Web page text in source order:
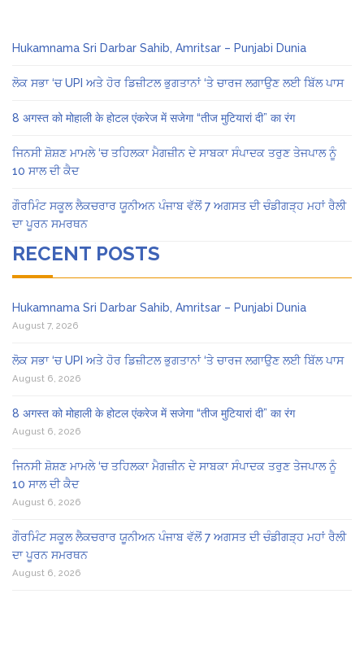
Hukamnama Sri Darbar Sahib, Amritsar – Punjabi Dunia
ਲੋਕ ਸਭਾ ‘ਚ UPI ਅਤੇ ਹੋਰ ਡਿਜ਼ੀਟਲ ਭੁਗਤਾਨਾਂ ‘ਤੇ ਚਾਰਜ ਲਗਾਉਣ ਲਈ ਬਿੱਲ ਪਾਸ
8 अगस्त को मोहाली के होटल एंकरेज में सजेगा “तीज मुटियारां दी” का रंग
ਜਿਨਸੀ ਸ਼ੋਸ਼ਣ ਮਾਮਲੇ ‘ਚ ਤਹਿਲਕਾ ਮੈਗਜ਼ੀਨ ਦੇ ਸਾਬਕਾ ਸੰਪਾਦਕ ਤਰੁਣ ਤੇਜਪਾਲ ਨੂੰ
10 ਸਾਲ ਦੀ ਕੈਦ
ਗੌਰਮਿੰਟ ਸਕੂਲ ਲੈਕਚਰਾਰ ਯੂਨੀਅਨ ਪੰਜਾਬ ਵੱਲੋਂ 7 ਅਗਸਤ ਦੀ ਚੰਡੀਗੜ੍ਹ ਮਹਾਂ ਰੈਲੀ
ਦਾ ਪੂਰਨ ਸਮਰਥਨ
RECENT POSTS
Hukamnama Sri Darbar Sahib, Amritsar – Punjabi Dunia
August 7, 2026
ਲੋਕ ਸਭਾ ‘ਚ UPI ਅਤੇ ਹੋਰ ਡਿਜ਼ੀਟਲ ਭੁਗਤਾਨਾਂ ‘ਤੇ ਚਾਰਜ ਲਗਾਉਣ ਲਈ ਬਿੱਲ ਪਾਸ
August 6, 2026
8 अगस्त को मोहाली के होटल एंकरेज में सजेगा “तीज मुटियारां दी” का रंग
August 6, 2026
ਜਿਨਸੀ ਸ਼ੋਸ਼ਣ ਮਾਮਲੇ ‘ਚ ਤਹਿਲਕਾ ਮੈਗਜ਼ੀਨ ਦੇ ਸਾਬਕਾ ਸੰਪਾਦਕ ਤਰੁਣ ਤੇਜਪਾਲ ਨੂੰ
10 ਸਾਲ ਦੀ ਕੈਦ
August 6, 2026
ਗੌਰਮਿੰਟ ਸਕੂਲ ਲੈਕਚਰਾਰ ਯੂਨੀਅਨ ਪੰਜਾਬ ਵੱਲੋਂ 7 ਅਗਸਤ ਦੀ ਚੰਡੀਗੜ੍ਹ ਮਹਾਂ ਰੈਲੀ
ਦਾ ਪੂਰਨ ਸਮਰਥਨ
August 6, 2026